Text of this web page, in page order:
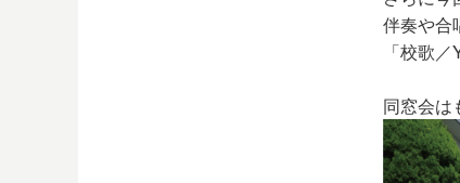
伴奏や合
「校歌
同窓会は